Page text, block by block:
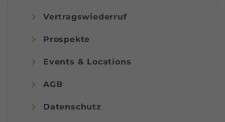
Vertragswiederruf
Prospekte
Events & Locations
AGB
Datenschutz